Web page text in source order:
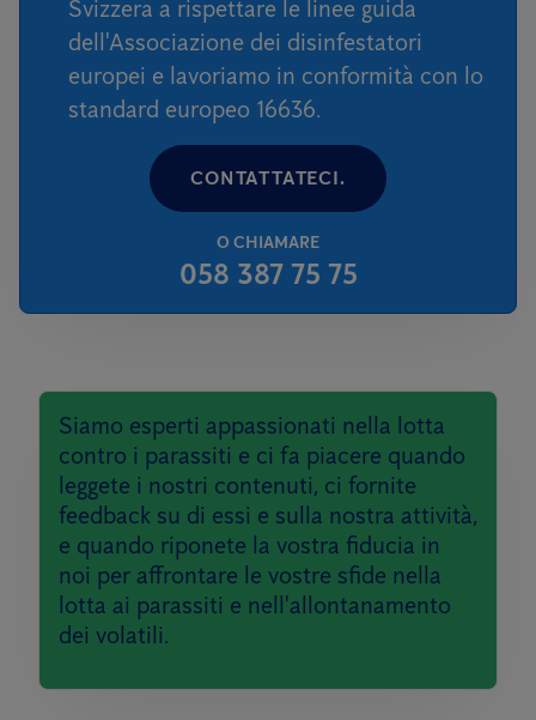
Svizzera a rispettare le linee guida
dell'Associazione dei disinfestatori
europei e lavoriamo in conformità con lo
standard europeo 16636.
CONTATTATECI.
O CHIAMARE
058 387 75 75
Siamo esperti appassionati nella lotta
contro i parassiti e ci fa piacere quando
leggete i nostri contenuti, ci fornite
feedback su di essi e sulla nostra attività,
e quando riponete la vostra fiducia in
noi per affrontare le vostre sfide nella
lotta ai parassiti e nell'allontanamento
dei volatili.